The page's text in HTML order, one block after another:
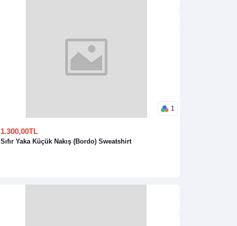
1
1.300,00TL
Sıfır Yaka Küçük Nakış (Bordo) Sweatshirt